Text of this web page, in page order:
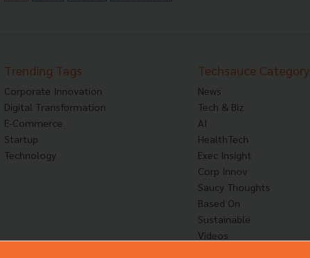
Trending Tags
Corporate Innovation
Digital Transformation
E-Commerce
Startup
Technology
Techsauce Category
News
Tech & Biz
AI
HealthTech
Exec Insight
Corp Innov
Saucy Thoughts
Based On
Sustainable
Videos